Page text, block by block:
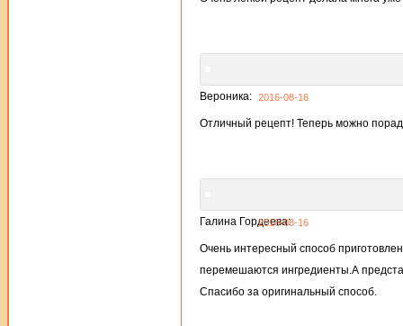
Вероника: 2016-08-16
Отличный рецепт! Теперь можно
Галина Гордеева:
2016-08-16
Очень интересный способ
перемешаются ингредиенты.А
Спасибо за оригинальный способ.